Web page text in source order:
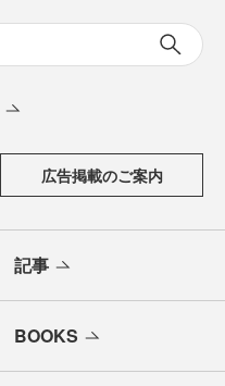
広告掲載のご案内
記事
BOOKS